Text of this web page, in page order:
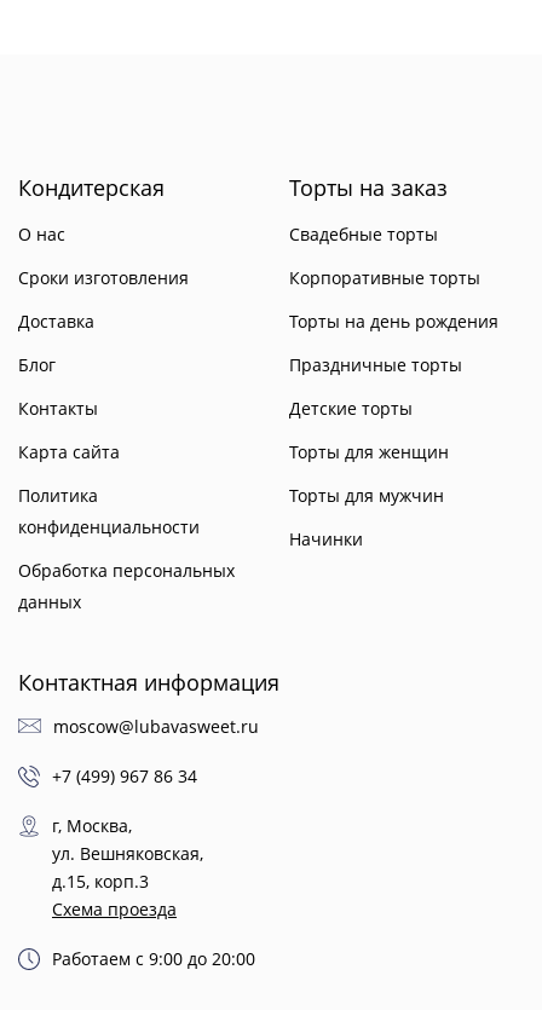
Кондитерская
О нас
Сроки изготовления
Доставка
Блог
Контакты
Карта сайта
Политика
конфиденциальности
Обработка персональных
данных
Торты на заказ
Свадебные торты
Корпоративные торты
Торты на день рождения
Праздничные торты
Детские торты
Торты для женщин
Торты для мужчин
Начинки
Контактная информация
moscow@lubavasweet.ru
+7 (499) 967 86 34
г, Москва,
ул. Вешняковская,
д.15, корп.3
Схема проезда
Работаем с 9:00 до 20:00